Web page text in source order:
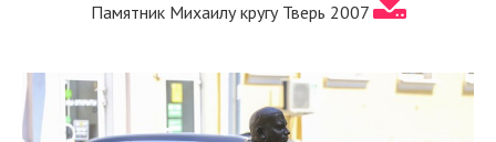
Памятник Михаилу кругу Тверь 2007